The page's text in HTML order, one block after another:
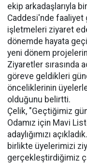
ekip arkadaşlarıyla
Caddesi'nde faaliyet
işletmeleri ziyaret
dönemde hayata
yeni dönem
Ziyaretler sırasında
göreve geldikleri
önceliklerinin
olduğunu belirtti.
Çelik, "Geçtiğimiz
Odamız için Mavi
adaylığımızı
birlikte üyelerimizi
gerçekleştirdiğimiz